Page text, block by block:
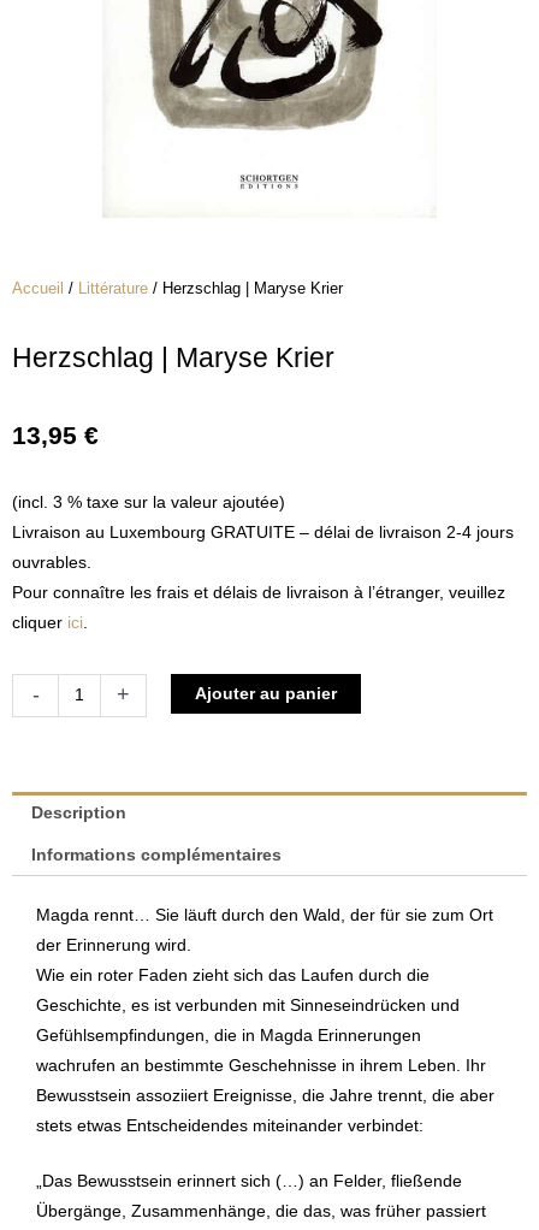
Accueil / Littérature / Herzschlag | Maryse Krier
Herzschlag | Maryse Krier
13,95 €
(incl. 3 % taxe sur la valeur ajoutée)
Livraison au Luxembourg GRATUITE – délai de livraison 2-4 jours
ouvrables.
Pour connaître les frais et délais de livraison à l’étranger, veuillez
cliquer ici
-
quantité
Maryse
+ Ajouter au panier
Description
Informations complémentaires
Magda rennt… Sie läuft durch den Wald, der für sie zum Ort
der Erinnerung wird.
Wie ein roter Faden zieht sich das Laufen durch die
Geschichte, es ist verbunden mit Sinneseindrücken und
Gefühlsempfindungen, die in Magda Erinnerungen
wachrufen an bestimmte Geschehnisse in ihrem Leben. Ihr
Bewusstsein assoziiert Ereignisse, die Jahre trennt, die aber
stets etwas Entscheidendes miteinander verbindet:
„Das Bewusstsein erinnert sich (…) an Felder, fließende
Übergänge, Zusammenhänge, die das, was früher passiert